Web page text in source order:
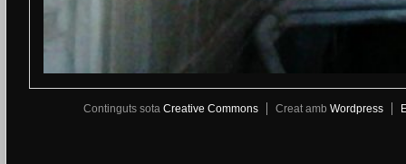
Continguts sota Creative Commons Creat amb Wordpress